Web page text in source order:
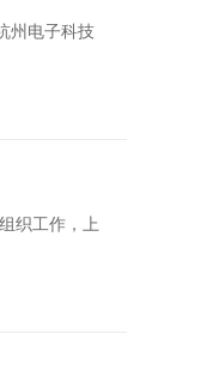
州电子科技
织工作，上